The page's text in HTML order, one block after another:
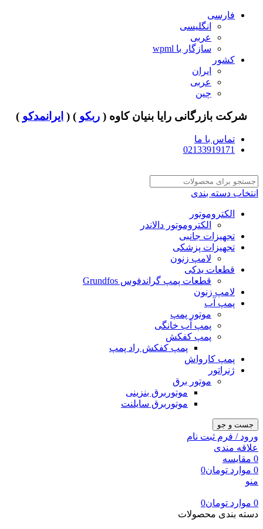
فارسی
انگلیسی
عربی
سازگار با wpml
کشور
ایران
عربی
چین
شرکت بازرگانی رایا بنیان کاوه ( ربکو ) ( ایرانمدکو )
تماس با ما
02133919171
انتخاب دسته بندی
الکتروموتور
الکتروموتور دالاندر
تجهیزات جانبی
تجهیزات پزشکی
لامپ زنون
قطعات یدکی
قطعات پمپ گراندفوس Grundfos
لامپ زنون
پمپ آب
موتور پمپ
پمپ آب خانگی
پمپ کفکش
پمپ کفکش راد پمپ
پمپ کارواش
ژنراتور
موتور برق
موتوربرق بنزینی
موتوربرق سایلنت
جست و جو
ورود / فرم ثبت نام
علاقه مندی
0 مقایسه
0 موارد تومان0
منو
0 موارد تومان0
دسته بندی محصولات